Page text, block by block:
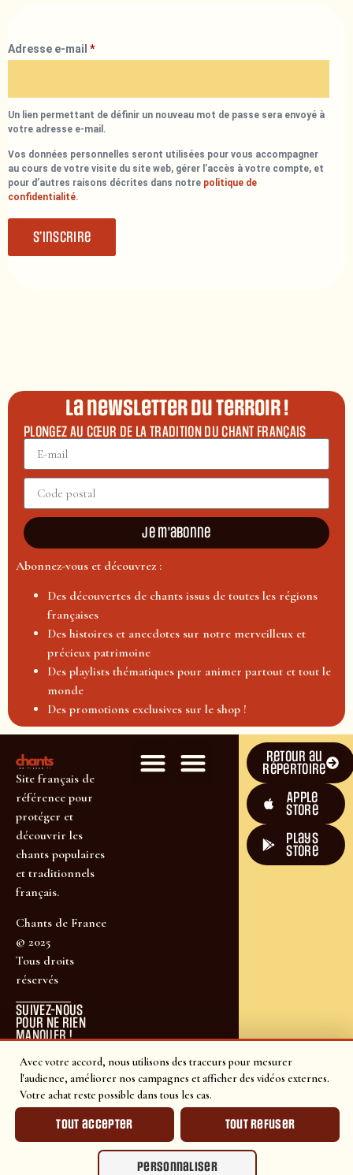
Avec votre accord, nous utilisons des traceurs pour mesurer
l'audience, améliorer nos campagnes et afficher des vidéos externes.
Votre achat reste possible dans tous les cas.
Tout accepter Tout refuser
Personnaliser
Adresse e-mail *
Un lien permettant de définir un nouveau mot de passe sera envoyé à
votre adresse e-mail.
Vos données personnelles seront utilisées pour vous accompagner
au cours de votre visite du site web, gérer l’accès à votre compte, et
pour d’autres raisons décrites dans notre politique de
confidentialité.
S’inscrire
La newsletter du terroir !
PLONGEZ AU CŒUR DE LA TRADITION DU CHANT FRANÇAIS
Je m'abonne
Abonnez-vous et découvrez :
Des découvertes de chants issus de toutes les régions
françaises
Des histoires et anecdotes sur notre merveilleux et
précieux patrimoine
Des playlists thématiques pour animer partout et tout le
monde
Des promotions exclusives sur le shop !
Site français de
référence pour
protéger et
découvrir les
chants populaires
et traditionnels
français.
Chants de France
© 2025
Tous droits
réservés
SUIVEZ-NOUS
POUR NE RIEN
MANQUER !
Retour au
répertoire
Apple
Store
plays
store